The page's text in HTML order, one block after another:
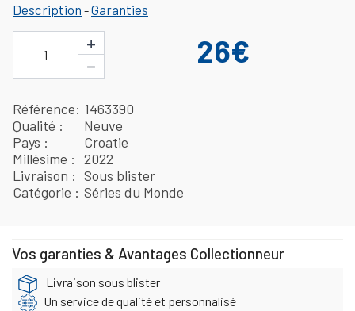
Description -Garanties
1
+
−
26€
Référence 1463390
Qualité
Neuve
Pays
Croatie
Millésime
2022
Livraison
Sous blister
Catégorie
Séries du Monde
Vos garanties & Avantages Collectionneur
Livraison sous blister
Un service de qualité et personnalisé